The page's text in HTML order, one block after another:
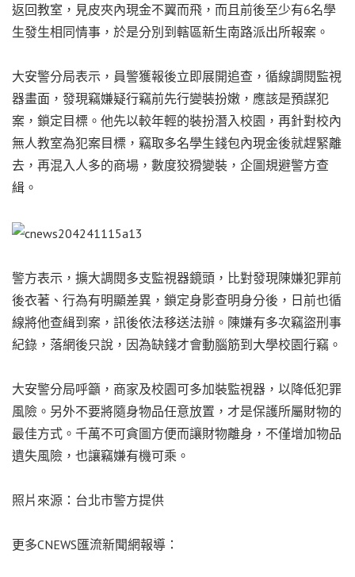
返回教室，見皮夾內現金不翼而飛，而且前後至少有6名學
生發生相同情事，於是分別到轄區新生南路派出所報案。
大安警分局表示，員警獲報後立即展開追查，循線調閱監視
器畫面，發現竊嫌疑行竊前先行變裝扮嫩，應該是預謀犯
案，鎖定目標。他先以較年輕的裝扮潛入校園，再針對校內
無人教室為犯案目標，竊取多名學生錢包內現金後就趕緊離
去，再混入人多的商場，數度狡猾變裝，企圖規避警方查
緝。
警方表示，擴大調閱多支監視器鏡頭，比對發現陳嫌犯罪前
後衣著、行為有明顯差異，鎖定身影查明身分後，日前也循
線將他查緝到案，訊後依法移送法辦。陳嫌有多次竊盜刑事
紀錄，落網後只說，因為缺錢才會動腦筋到大學校園行竊。
大安警分局呼籲，商家及校園可多加裝監視器，以降低犯罪
風險。另外不要將隨身物品任意放置，才是保護所屬財物的
最佳方式。千萬不可貪圖方便而讓財物離身，不僅增加物品
遺失風險，也讓竊嫌有機可乘。
照片來源：台北市警方提供
更多CNEWS匯流新聞網報導：